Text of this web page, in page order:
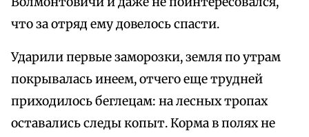
что за отряд ему довелось спасти.
Ударили первые заморозки, земля по утрам
покрывалась инеем, отчего еще трудней
приходилось беглецам: на лесных тропах
оставались следы копыт. Корма в полях не